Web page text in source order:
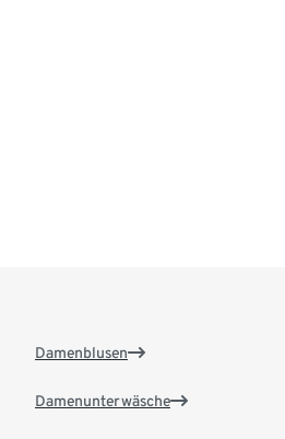
Damenblusen
Damenunterwäsche